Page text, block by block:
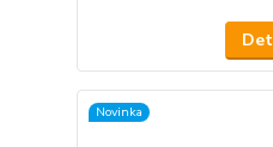
Novinka